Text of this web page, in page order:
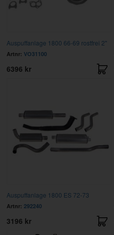
Auspuffanlage 1800 66-69 rostfrei 2"
Artnr: VO31100
6396 kr
Auspuffanlage 1800 ES 72-73
Artnr: 292240
3196 kr